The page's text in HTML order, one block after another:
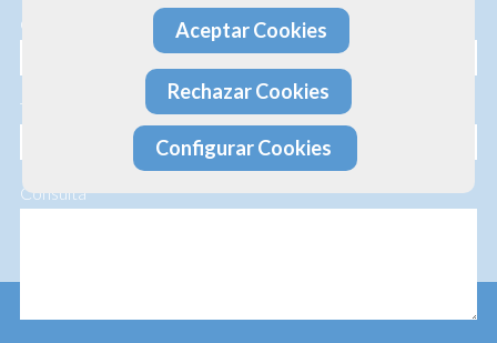
Correo electrónico
Teléfono
Consulta
Aceptar Cookies
Rechazar Cookies
Configurar Cookies